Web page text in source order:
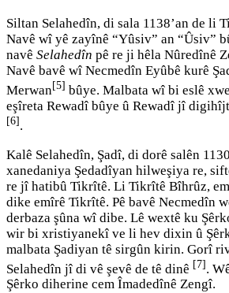
Siltan Selahedîn, di sala 1138’an de li
Navê wî yê zayînê “Yûsiv” an “Ûsiv”
navê Selahedîn pê re ji hêla Nûredînê
Navê bavê wî Necmedîn Eyûbê kurê
Merwan[5] bûye. Malbata wî bi eslê
eşîreta Rewadî bûye û Rewadî jî
[6].
Kalê Selahedîn, Şadî, di dorê salên
xanedaniya Şedadîyan hilweşiya re,
re jî hatibû Tikrîtê. Li Tikrîtê Bîhrûz,
dike emîrê Tikrîtê. Pê bavê Necmedîn
derbaza şûna wî dibe. Lê wextê ku
wir bi xristiyanekî ve li hev dixin û
malbata Şadiyan tê sirgûn kirin. Gorî
Selahedîn jî di vê şevê de tê dinê [7].
Şêrko diherine cem Îmadedînê Zengî.